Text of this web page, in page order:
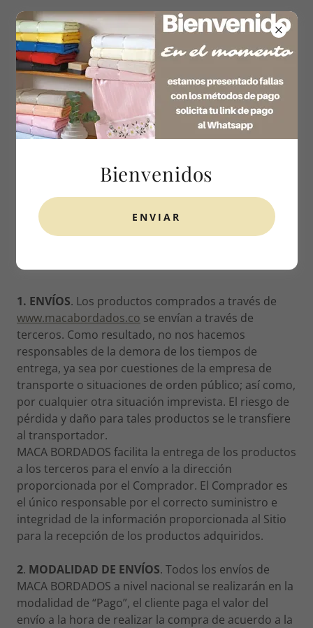
320 733 9148
Política de envío
1. ENVÍOS. Los productos comprados a través de
www.macabordados.co se envían a través de
terceros. Como resultado, no nos hacemos
responsables de la demora de los tiempos de
entrega, ya sea por cuestiones de la empresa de
transporte o situaciones de orden público; así como,
por cualquier otra situación imprevista. El riesgo de
pérdida y daño para tales productos se le transfiere
al transportador.
MACA BORDADOS facilita la entrega de los productos
a los terceros para el envío a la dirección
proporcionada por el Comprador. El Comprador es
el único responsable por el correcto suministro e
integridad de la información proporcionada al Sitio
para la recepción de los productos adquiridos.
2. MODALIDAD DE ENVÍOS. Todos los envíos de
MACA BORDADOS a nivel nacional se realizarán en la
modalidad de “Pago”, el cliente paga el valor del
envío a la hora de realizar la compra de acuerdo a la
Bienvenidos
ENVIAR